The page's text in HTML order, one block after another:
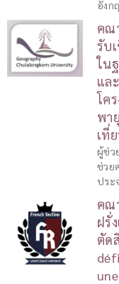
อังก
คณ
รับ
ใน
แล
โค
พา
เที่
ผู้ช่ว
ช่วย
ประ
คณ
ฝรั่
ตัด